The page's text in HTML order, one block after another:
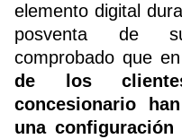
elemento digital
posventa de
comprobado que
de los
concesionario
una